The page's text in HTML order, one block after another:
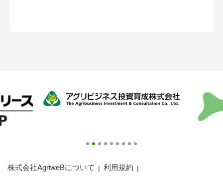
株式会社AgriweBについて 利用規約